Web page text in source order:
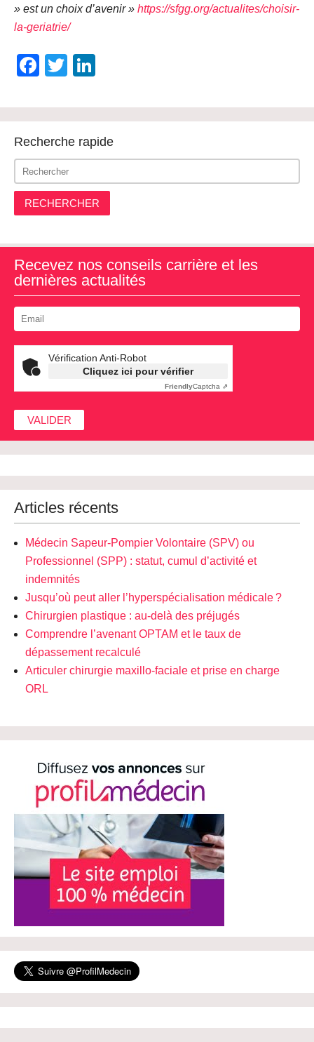
» est un choix d’avenir » https://sfgg.org/actualites/choisir-
la-geriatrie/
Facebook
Twitter
Recherche rapide
RECHERCHER
Recevez nos conseils carrière et les
dernières actualités
Vérification Anti-Robot
Cliquez ici pour vérifier
FriendlyCaptcha ⇗
Articles récents
Médecin Sapeur-Pompier Volontaire (SPV) ou
Professionnel (SPP) : statut, cumul d’activité et
indemnités
Jusqu’où peut aller l’hyperspécialisation médicale ?
Chirurgien plastique : au-delà des préjugés
Comprendre l’avenant OPTAM et le taux de
dépassement recalculé
Articuler chirurgie maxillo-faciale et prise en charge
ORL